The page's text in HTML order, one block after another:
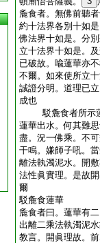
麁食者。無佛前聽
約十法界各別十如
佛法界十如是。分
立十法界十如是。
已破故。喩蓮華亦
不爾。如來使所立
誠證分明。道理已
成也
駁麁食者所示
蓮華出水。何其難
盡。況一佛乘。不
干鳴。嫌師子吼。
離法執濁泥水。開
法性眞實理。是故
爾
駁麁食蓮華
麁食者曰。蓮華有
出離二乘法執濁泥
教言。開眞理故。